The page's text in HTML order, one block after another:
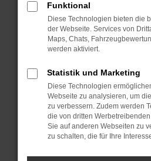
Fenster?
Starte dein Gerät neu.
Das kann manchmal
Probleme zu beheben.
Stelle sicher, dass dein
Betriebssystem auf
sind.
Veraltete Software birgt
Sicherheitsrisiko, sondern
führen, dass bestimmte
Funktional
Diese Technologien bieten die
der Webseite. Services von
Maps, Chats,
werden aktiviert.
Statistik und Marketing
Diese Technologien
Webseite zu analysieren, um
zu verbessern. Zudem werden
die von dritten
Sie auf anderen Webseiten zu
zu schalten, die für Ihre